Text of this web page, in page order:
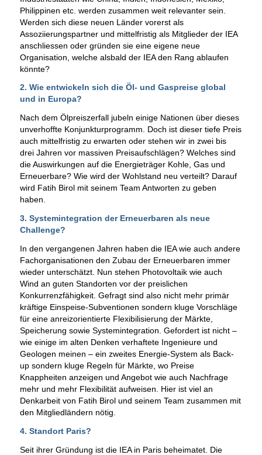
Philippinen etc. werden zusammen weit relevanter sein.
Werden sich diese neuen Länder vorerst als
Assoziierungspartner und mittelfristig als Mitglieder der IEA
anschliessen oder gründen sie eine eigene neue
Organisation, welche alsbald der IEA den Rang ablaufen
könnte?
2. Wie entwickeln sich die Öl- und Gaspreise global
und in Europa?
Nach dem Ölpreiszerfall jubeln einige Nationen über dieses
unverhoffte Konjunkturprogramm. Doch ist dieser tiefe Preis
auch mittelfristig zu erwarten oder stehen wir in zwei bis
drei Jahren vor massiven Preisaufschlägen? Welches sind
die Auswirkungen auf die Energieträger Kohle, Gas und
Erneuerbare? Wie wird der Wohlstand neu verteilt? Darauf
wird Fatih Birol mit seinem Team Antworten zu geben
haben.
3. Systemintegration der Erneuerbaren als neue
Challenge?
In den vergangenen Jahren haben die IEA wie auch andere
Fachorganisationen den Zubau der Erneuerbaren immer
wieder unterschätzt. Nun stehen Photovoltaik wie auch
Wind an guten Standorten vor der preislichen
Konkurrenzfähigkeit. Gefragt sind also nicht mehr primär
kräftige Einspeise-Subventionen sondern kluge Vorschläge
für eine anreizorientierte Flexibilisierung der Märkte,
Speicherung sowie Systemintegration. Gefordert ist nicht –
wie einige im alten Denken verhaftete Ingenieure und
Geologen meinen – ein zweites Energie-System als Back-
up sondern kluge Regeln für Märkte, wo Preise
Knappheiten anzeigen und Angebot wie auch Nachfrage
mehr und mehr Flexibilität aufweisen. Hier ist viel an
Denkarbeit von Fatih Birol und seinem Team zusammen mit
den Mitgliedländern nötig.
4. Standort Paris?
Seit ihrer Gründung ist die IEA in Paris beheimatet. Die